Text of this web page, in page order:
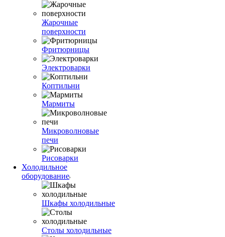
Жарочные
поверхности
Фритюрницы
Электроварки
Коптильни
Мармиты
Микроволновые
печи
Рисоварки
Холодильное
оборудование
Шкафы холодильные
Столы холодильные